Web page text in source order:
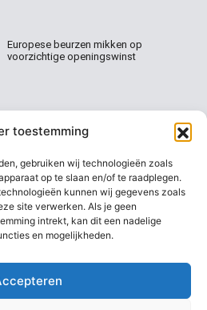
toestemming
gebruiken wij technologieën zoals
op te slaan en/of te raadplegen.
kunnen wij gegevens zoals
site verwerken. Als je geen
intrekt, kan dit een nadelige
en mogelijkheden.
Europese beurzen mikken op
voorzichtige openingswinst
Europese beurzen blijven dicht bij
recordstanden
AEX nadert opnieuw zijn hoogste
niveau ooit